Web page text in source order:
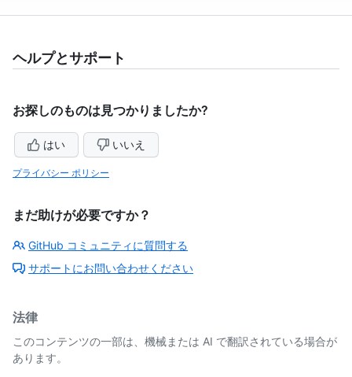
ヘルプとサポート
お探しのものは見つかりましたか?
はい いいえ
プライバシー ポリシー
まだ助けが必要ですか？
GitHub コミュニティに質問する
サポートにお問い合わせください
法律
このコンテンツの一部は、機械または AI で翻訳されている場合が
あります。